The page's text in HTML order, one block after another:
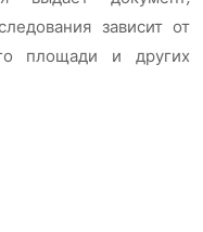
зависит от
площади и других